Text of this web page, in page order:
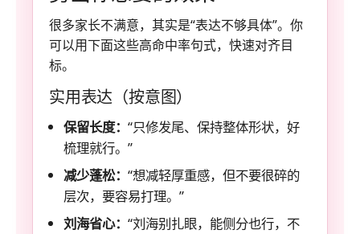
很多家长不满意，其实是“表达不够具体”。你
可以用下面这些高命中率句式，快速对齐目
标。
实用表达（按意图）
保留长度： “只修发尾、保持整体形状，好
梳理就行。”
减少蓬松： “想减轻厚重感，但不要很碎的
层次，要容易打理。”
刘海省心： “刘海别扎眼，能侧分也行，不